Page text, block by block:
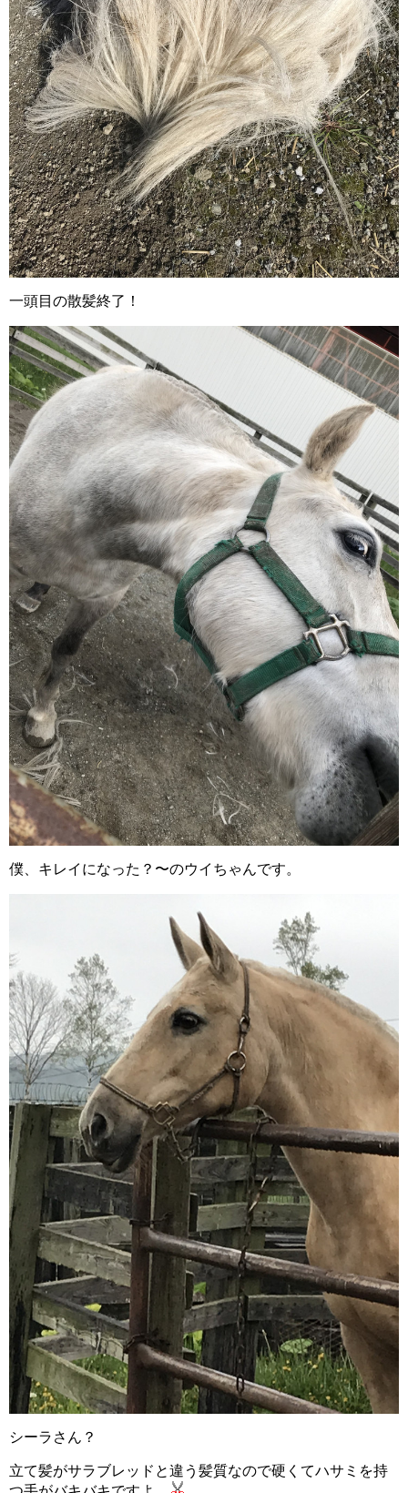
一頭目の散髪終了！
僕、キレイになった？〜のウイちゃんです。
シーラさん？
立て髪がサラブレッドと違う髪質なので硬くてハサミを持